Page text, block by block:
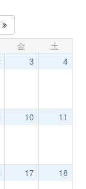
金
土
3 4
10 11
17 18